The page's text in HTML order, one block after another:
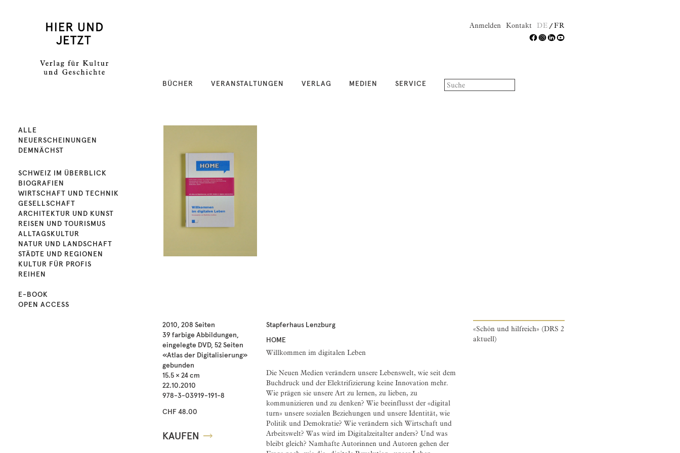
DE FR
Kontakt
Anmelden
BÜCHER VERANSTALTUNGEN VERLAG MEDIEN SERVICE
ALLE
NEUERSCHEINUNGEN
DEMNÄCHST
SCHWEIZ IM ÜBERBLICK
BIOGRAFIEN
WIRTSCHAFT UND TECHNIK
GESELLSCHAFT
ARCHITEKTUR UND KUNST
REISEN UND TOURISMUS
ALLTAGSKULTUR
NATUR UND LANDSCHAFT
STÄDTE UND REGIONEN
KULTUR FÜR PROFIS
REIHEN
E-BOOK
OPEN ACCESS
2010, 208 Seiten
39 farbige Abbildungen,
eingelegte DVD, 52 Seiten
«Atlas der Digitalisierung»
gebunden
15.5 × 24 cm
22.10.2010
978-3-03919-191-8
CHF 48.00
KAUFEN
Stapferhaus Lenzburg
HOME
Willkommen im digitalen Leben
Die Neuen Medien verändern unsere Lebenswelt, wie seit dem
Buchdruck und der Elektrifizierung keine Innovation mehr.
Wie prägen sie unsere Art zu lernen, zu lieben, zu
kommunizieren und zu denken? Wie beeinflusst der «digital
turn» unsere sozialen Beziehungen und unsere Identität, wie
Politik und Demokratie? Wie verändern sich Wirtschaft und
Arbeitswelt? Was wird im Digitalzeitalter anders? Und was
bleibt gleich? Namhafte Autorinnen und Autoren gehen der
«Schön und hilfreich» (DRS 2
aktuell)